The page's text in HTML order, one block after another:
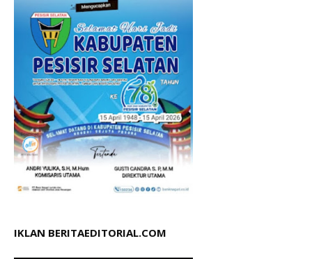
IKLAN BERITAEDITORIAL.COM